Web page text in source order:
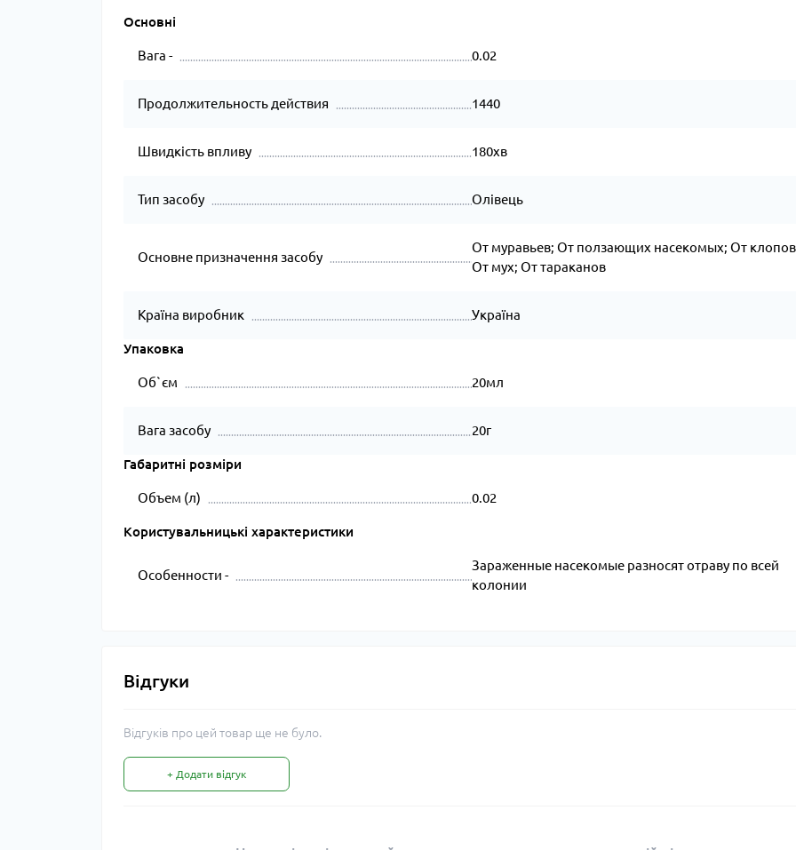
Основні
Вага - 0.02
Продолжительность действия 1440
Швидкість впливу 180хв
Тип засобу Олівець
Основне призначення засобу
От муравьев; От ползающих насекомых; От
От мух; От тараканов
Країна виробник Україна
Упаковка
Об`єм 20мл
Вага засобу 20г
Габаритні розміри
Объем (л) 0.02
Користувальницькі характеристики
Особенности -
Зараженные насекомые разносят отраву по всей
колонии
Відгуки
Відгуків про цей товар ще не було.
+ Додати відгук